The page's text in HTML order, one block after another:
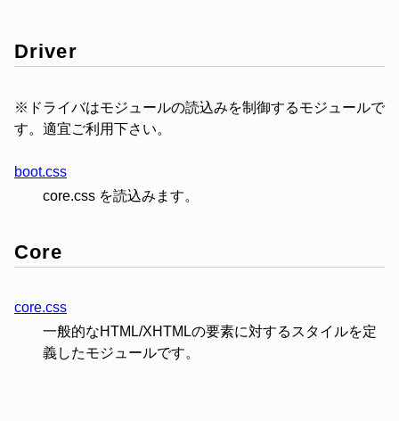
Driver
※ドライバはモジュールの読込みを制御するモジュールで
す。適宜ご利用下さい。
boot.css
core.css を読込みます。
Core
core.css
一般的なHTML/XHTMLの要素に対するスタイルを定
義したモジュールです。